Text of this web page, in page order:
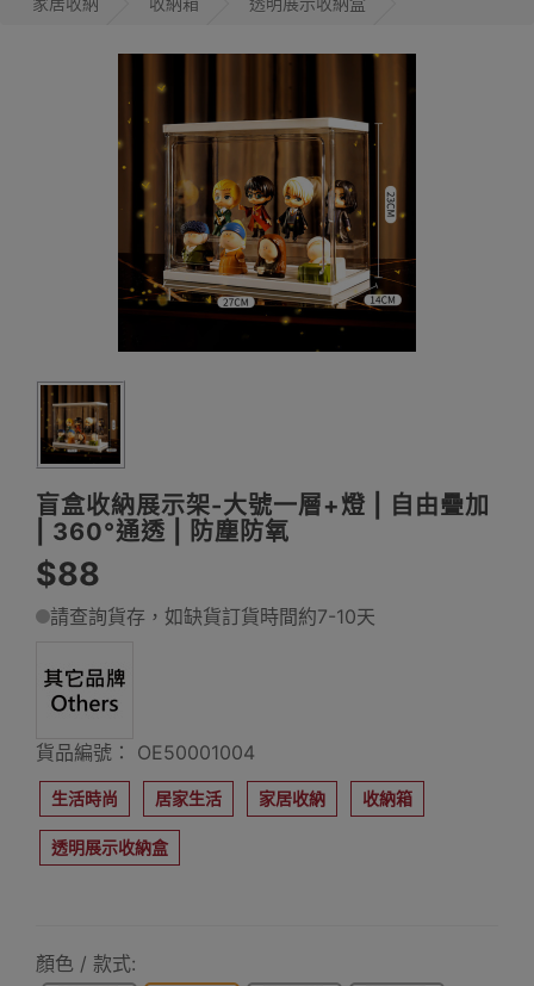
盲盒收納展示架-大號一層+燈 | 自由疊加
| 360°通透 | 防塵防氧
$88
請查詢貨存，如缺貨訂貨時間約7-10天
貨品編號： OE50001004
生活時尚 居家生活 家居收納 收納箱
透明展示收納盒
顏色 / 款式: